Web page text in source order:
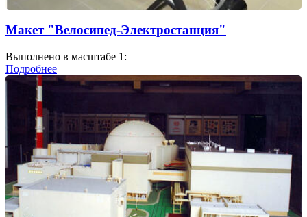
Макет "Велосипед-Электростанция"
Выполнено в масштабе 1:
Подробнее